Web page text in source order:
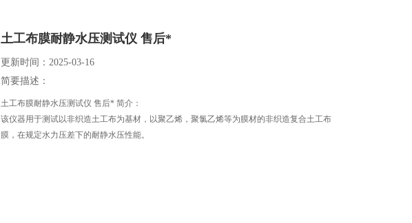
土工布膜耐静水压测试仪 售后*
更新时间：2025-03-16
简要描述：
土工布膜耐静水压测试仪 售后* 简介：
该仪器用于测试以非织造土工布为基材，以聚乙烯，聚氯乙烯等为膜材的非织造复合土工布
膜，在规定水力压差下的耐静水压性能。